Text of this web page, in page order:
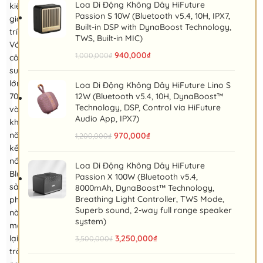
kiện
giải
trí.
Với
công
suất
lớn
70W
và
khả
năng
kết
nối
Bluetooth,
sản
phẩm
này
mang
lại
trải
Loa Di Động Không Dây HiFuture
Passion S 10W (Bluetooth v5.4, 10H, IPX7,
Built-in DSP with DynaBoost Technology,
TWS, Built-in MIC)
1,000,000₫ 940,000₫
Loa Di Động Không Dây HiFuture Lino S
12W (Bluetooth v5.4, 10H, DynaBoost™
Technology, DSP, Control via HiFuture
Audio App, IPX7)
1,200,000₫ 970,000₫
Loa Di Động Không Dây HiFuture
Passion X 100W (Bluetooth v5.4,
8000mAh, DynaBoost™ Technology,
Breathing Light Controller, TWS Mode,
Superb sound, 2-way full range speaker
system)
3,500,000₫ 3,250,000₫